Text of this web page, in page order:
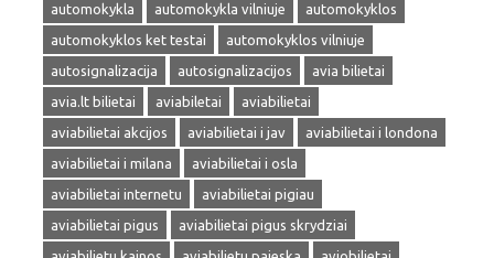
automokykla
automokykla vilniuje
automokyklos
automokyklos ket testai
automokyklos vilniuje
autosignalizacija
autosignalizacijos
avia bilietai
avia.lt bilietai
aviabiletai
aviabilietai
aviabilietai akcijos
aviabilietai i jav
aviabilietai i londona
aviabilietai i milana
aviabilietai i osla
aviabilietai internetu
aviabilietai pigiau
aviabilietai pigus
aviabilietai pigus skrydziai